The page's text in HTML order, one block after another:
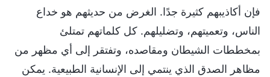
فإن أكاذيبهم كثيرة جدًا. الغرض من حديثهم هو خداع
الناس، وتعميتهم، وتضليلهم. كل كلماتهم تمتلئ
بمخططات الشيطان ومقاصده، وتفتقر إلى أي مظهر من
مظاهر الصدق الذي ينتمي إلى الإنسانية الطبيعية. يمكن